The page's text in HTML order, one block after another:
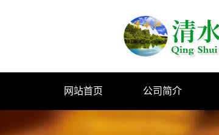
网站首页 公司简介